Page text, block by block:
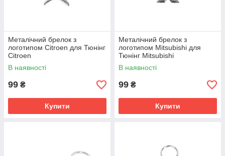
Металічний брелок з
логотипом Citroen для Тюнінг
Citroen
В наявності
99 ₴
Купити
Металічний брелок з
логотипом Mitsubishi для
Тюнінг Mitsubishi
В наявності
99 ₴
Купити